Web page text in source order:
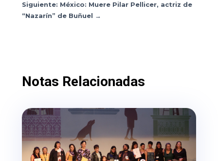
Siguiente: México: Muere Pilar Pellicer, actriz de
“Nazarín” de Buñuel →
Notas Relacionadas